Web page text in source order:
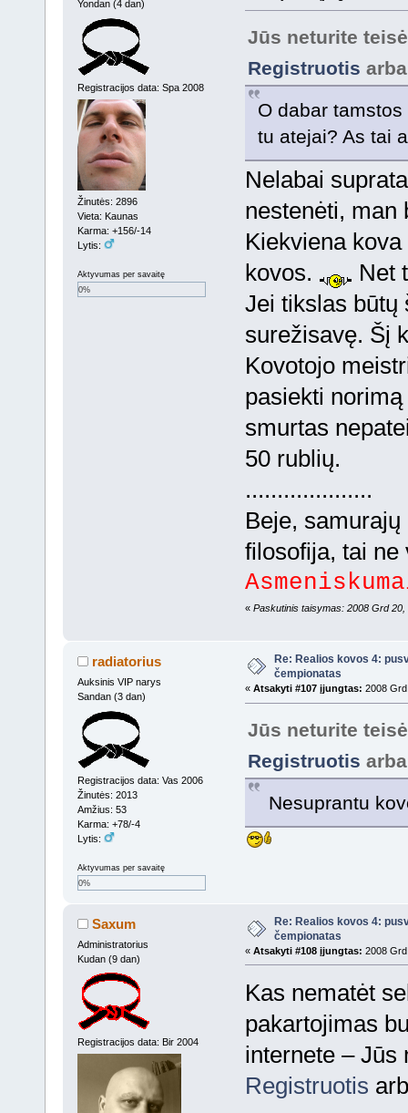
Yondan (4 dan)
Registracijos data: Spa 2008
Žinutės: 2896
Vieta: Kaunas
Karma: +156/-14
Lytis:
Aktyvumas per savaitę
0%
Jūs neturite
Registruotis
O dabar
tu atejai? As tai
Nelabai
nestenėti,
Kiekviena
kovos.
Net
Jei tikslas būtų
surežisavę. Šį
Kovotojo
pasiekti
smurtas
50 rublių.
....................
Beje,
filosofija, tai ne
« Paskutinis taisymas: 2008 Grd 20,
radiatorius
Auksinis VIP narys
Sandan (3 dan)
Registracijos data: Vas 2006
Žinutės: 2013
Amžius: 53
Karma: +78/-4
Lytis:
Aktyvumas per savaitę
0%
Re: Realios kovos 4:
čempionatas
« Atsakyti #107 įjungtas: 2008
Jūs neturite
Registruotis
Nesuprantu
Saxum
Administratorius
Kudan (9 dan)
Registracijos data: Bir 2004
Re: Realios kovos 4:
čempionatas
« Atsakyti #108 įjungtas: 2008
Kas nematėt
pakartojimas
internete – Jūs
Registruotis